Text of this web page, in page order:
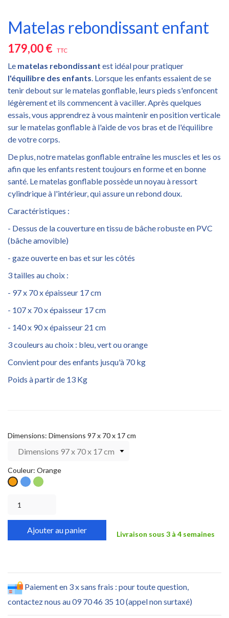
Matelas rebondissant enfant
179,00 € TTC
Le matelas rebondissant est idéal pour pratiquer
l'équilibre des enfants. Lorsque les enfants essaient de se
tenir debout sur le matelas gonflable, leurs pieds s'enfoncent
légèrement et ils commencent à vaciller. Après quelques
essais, vous apprendrez à vous maintenir en position verticale
sur le matelas gonflable à l'aide de vos bras et de l'équilibre
de votre corps.
De plus, notre matelas gonflable entraîne les muscles et les os
afin que les enfants restent toujours en forme et en bonne
santé. Le matelas gonflable possède un noyau à ressort
cylindrique à l'intérieur, qui assure un rebond doux.
Caractéristiques :
- Dessus de la couverture en tissu de bâche robuste en PVC
(bâche amovible)
- gaze ouverte en bas et sur les côtés
3 tailles au choix :
- 97 x 70 x épaisseur 17 cm
- 107 x 70 x épaisseur 17 cm
- 140 x 90 x épaisseur 21 cm
3 couleurs au choix : bleu, vert ou orange
Convient pour des enfants jusqu'à 70 kg
Poids à partir de 13 Kg
Dimensions: Dimensions 97 x 70 x 17 cm
Couleur: Orange
Orange
Bleu Vert
Ajouter au panier Livraison sous 3 à 4 semaines
Paiement en 3 x sans frais : pour toute question,
contactez nous au 09 70 46 35 10 (appel non surtaxé)